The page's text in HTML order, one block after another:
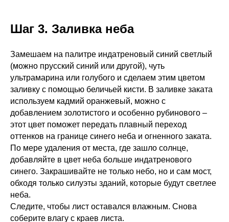
Шаг 3. Заливка неба
Замешаем на палитре индатреновый синий светлый
(можно прусский синий или другой), чуть
ультрамарина или голубого и сделаем этим цветом
заливку с помощью беличьей кисти. В заливке заката
используем кадмий оранжевый, можно с
добавлением золотистого и особенно рубинового –
этот цвет поможет передать плавный переход
оттенков на границе синего неба и огненного заката.
По мере удаления от места, где зашло солнце,
добавляйте в цвет неба больше индатренового
синего. Закрашивайте не только небо, но и сам мост,
обходя только силуэты зданий, которые будут светлее
неба.
Следите, чтобы лист оставался влажным. Снова
соберите влагу с краев листа.